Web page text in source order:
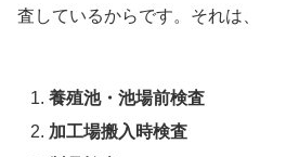
査しているからです。それは、
養殖池・池場前検査
加工場搬入時検査